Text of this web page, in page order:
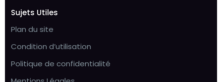
Sujets Utiles
Plan du site
Condition d’utilisation
Politique de confidentialité